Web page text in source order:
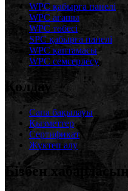
WPC қабырға панелі
WPC ағашы
WPC төбесі
SPC қабырға панелі
WPC қаптамасы
WPC семсерлесу
Қолдау
Сапа бақылауы
Қызметтер
Сертификат
Жүктеп алу
Бізбен